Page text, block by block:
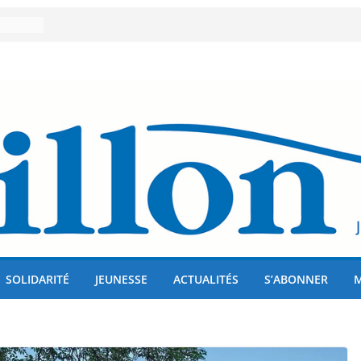
!
SOLIDARITÉ JEUNESSE ACTUALITÉS S’ABONNER